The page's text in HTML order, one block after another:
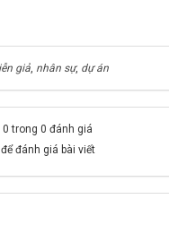
giả nhân sự, dự án
trong 0 đánh giá
đánh giá bài viết